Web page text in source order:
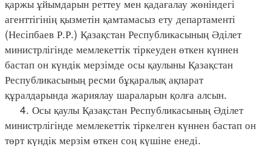
қаржы ұйымдарын реттеу мен қадағалау жөніндегі
агенттігінің қызметін қамтамасыз ету департаменті
(Несіпбаев Р.Р.) Қазақстан Республикасының Әділет
министрлігінде мемлекеттік тіркеуден өткен күннен
бастап он күндік мерзімде осы қаулыны Қазақстан
Республикасының ресми бұқаралық ақпарат
құралдарында жариялау шараларын қолға алсын.
4. Осы қаулы Қазақстан Республикасының Әділет
министрлігінде мемлекеттік тіркелген күннен бастап он
төрт күндік мерзім өткен соң күшіне енеді.